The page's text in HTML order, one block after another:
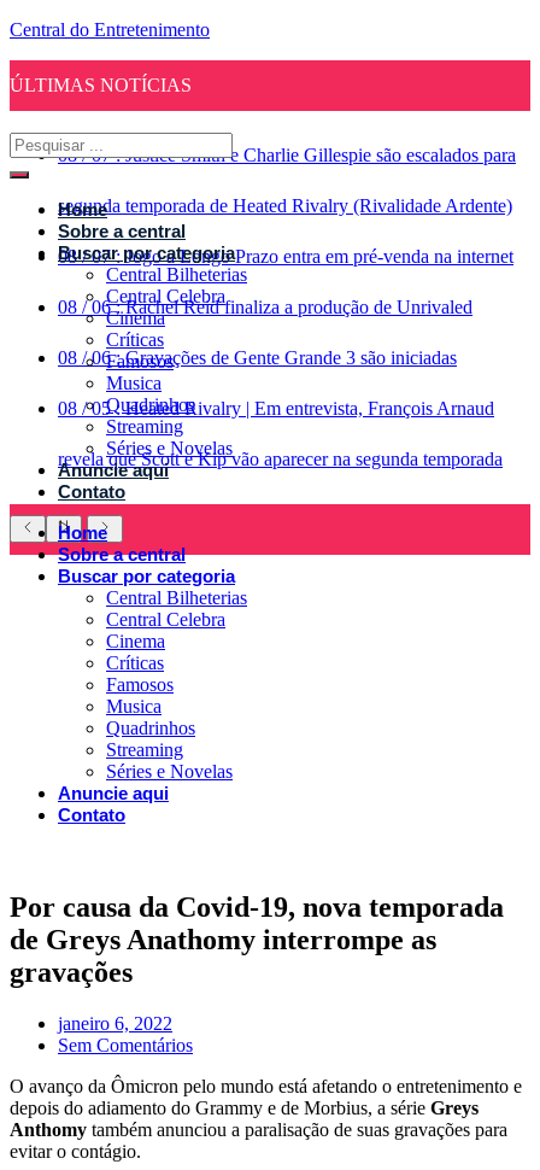
Central do Entretenimento
ÚLTIMAS NOTÍCIAS
08 / 07 : Justice Smith e Charlie Gillespie são escalados para
segunda temporada de Heated Rivalry (Rivalidade Ardente)
08 / 07 : Jogo a Longo Prazo entra em pré-venda na internet
08 / 06 : Rachel Reid finaliza a produção de Unrivaled
08 / 06 : Gravações de Gente Grande 3 são iniciadas
08 / 05 : Heated Rivalry | Em entrevista, François Arnaud
revela que Scott e Kip vão aparecer na segunda temporada
Home
Sobre a central
Buscar por categoria
Central Bilheterias
Central Celebra
Cinema
Críticas
Famosos
Musica
Quadrinhos
Streaming
Séries e Novelas
Anuncie aqui
Contato
Home
Sobre a central
Buscar por categoria
Central Bilheterias
Central Celebra
Cinema
Críticas
Famosos
Musica
Quadrinhos
Streaming
Séries e Novelas
Anuncie aqui
Contato
Por causa da Covid-19, nova temporada
de Greys Anathomy interrompe as
gravações
janeiro 6, 2022
Sem Comentários
O avanço da Ômicron pelo mundo está afetando o entretenimento e
depois do adiamento do Grammy e de Morbius, a série Greys
Anthomy também anunciou a paralisação de suas gravações para
evitar o contágio.